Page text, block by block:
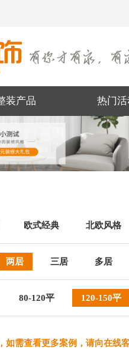
装产品 热门活
欧式经典 北欧风格
两居 三居 多居
80-120平 120-150平
如需查看更多案例，请向在线